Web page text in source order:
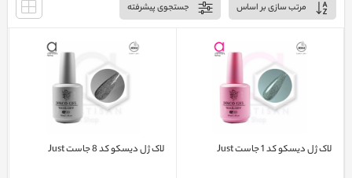
مرتب سازی بر اساس جستجوی پیشرفته
لاک ژل دیسکو کد 1 جاست Just لاک ژل دیسکو کد 8 جاست Just